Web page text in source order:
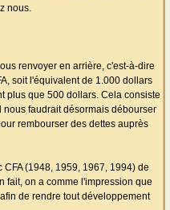
nous.
renvoyer en arrière, c'est-à-dire
soit l'équivalent de 1.000 dollars
plus que 500 dollars. Cela consiste
faudrait désormais débourser
rembourser des dettes auprès
(1948, 1959, 1967, 1994) de
fait, on a comme l'impression que
de rendre tout développement